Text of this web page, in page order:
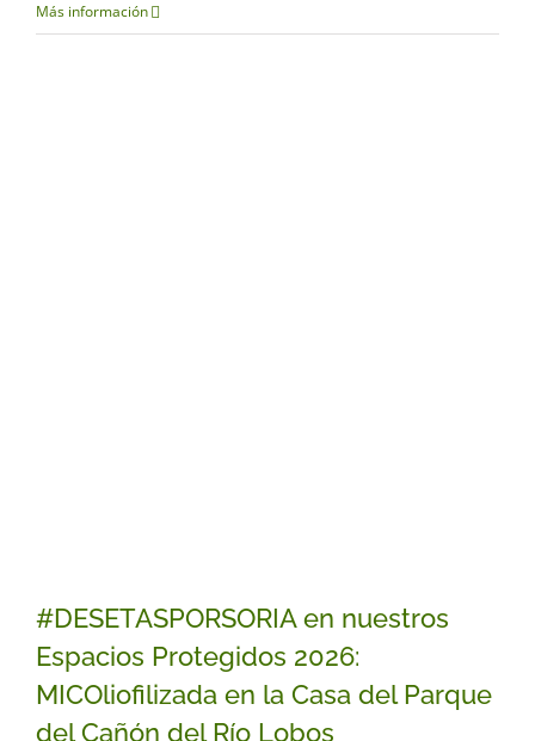
Más información
#DESETASPORSORIA en nuestros
Espacios Protegidos 2026:
MICOliofilizada en la Casa del Parque
del Cañón del Río Lobos